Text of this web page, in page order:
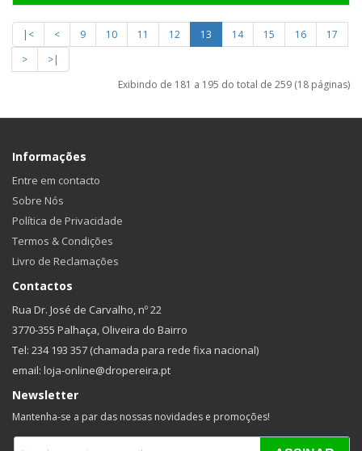
|< < 9 10 11 12 13 14 15 16
17
>
>|
Exibindo de 181 a 195 do total de 259 (18 páginas)
Informações
Entre em contacto
Sobre Nós
Política de Privacidade
Termos & Condições
Livro de Reclamações
Contactos
Rua Dr. José de Carvalho, nº 22
3770-355 Palhaça, Oliveira do Bairro
Tel: 234 193 357 (chamada para rede fixa nacional)
email: loja-online@dropereira.pt
Newsletter
Mantenha-se a par das nossas novidades e promoções!